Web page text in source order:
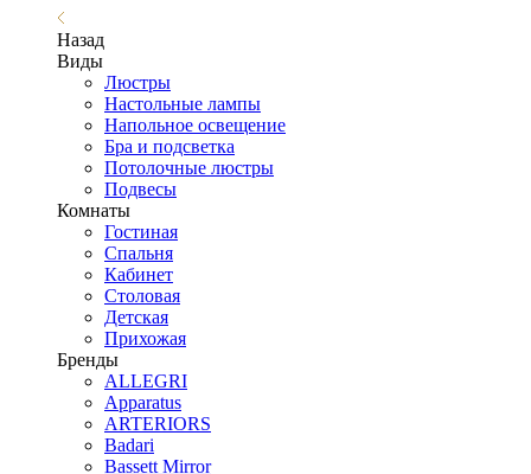
Назад
Виды
Люстры
Настольные лампы
Напольное освещение
Бра и подсветка
Потолочные люстры
Подвесы
Комнаты
Гостиная
Спальня
Кабинет
Столовая
Детская
Прихожая
Бренды
ALLEGRI
Apparatus
ARTERIORS
Badari
Bassett Mirror